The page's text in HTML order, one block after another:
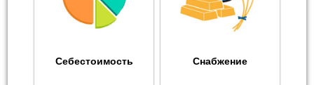
Себестоимость Снабжение